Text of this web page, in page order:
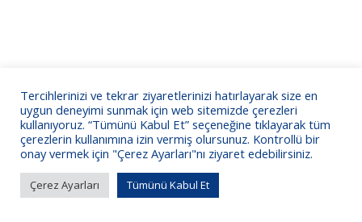
Tercihlerinizi ve tekrar ziyaretlerinizi hatırlayarak size en
uygun deneyimi sunmak için web sitemizde çerezleri
kullanıyoruz. “Tümünü Kabul Et” seçeneğine tıklayarak tüm
çerezlerin kullanımına izin vermiş olursunuz. Kontrollü bir
onay vermek için "Çerez Ayarları"nı ziyaret edebilirsiniz.
Çerez Ayarları Tümünü Kabul Et